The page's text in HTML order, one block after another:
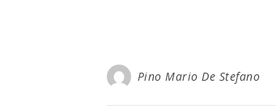
Pino Mario De Stefano